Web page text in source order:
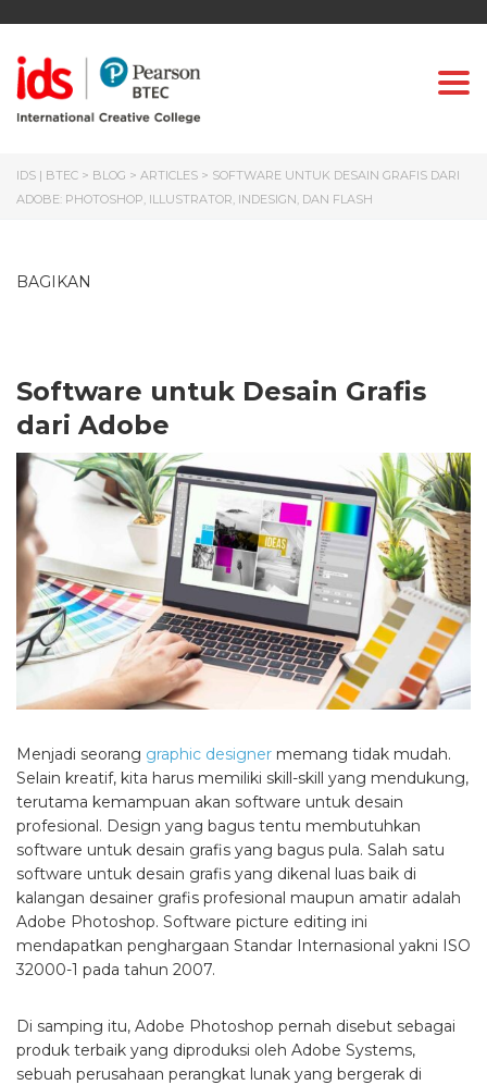
IDS | BTEC > BLOG > ARTICLES > SOFTWARE UNTUK DESAIN GRAFIS DARI
ADOBE: PHOTOSHOP, ILLUSTRATOR, INDESIGN, DAN FLASH
BAGIKAN
Software untuk Desain Grafis
dari Adobe
Menjadi seorang graphic designer memang tidak mudah.
Selain kreatif, kita harus memiliki skill-skill yang mendukung,
terutama kemampuan akan software untuk desain
profesional. Design yang bagus tentu membutuhkan
software untuk desain grafis yang bagus pula. Salah satu
software untuk desain grafis yang dikenal luas baik di
kalangan desainer grafis profesional maupun amatir adalah
Adobe Photoshop. Software picture editing ini
mendapatkan penghargaan Standar Internasional yakni ISO
32000-1 pada tahun 2007.
Di samping itu, Adobe Photoshop pernah disebut sebagai
produk terbaik yang diproduksi oleh Adobe Systems,
sebuah perusahaan perangkat lunak yang bergerak di